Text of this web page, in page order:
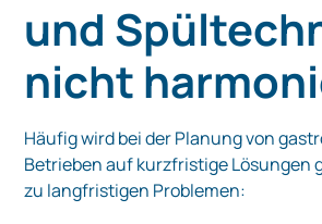
und
nicht
Häufig wird bei der Planung von
Betrieben auf kurzfristige Lösungen
zu langfristigen Problemen: